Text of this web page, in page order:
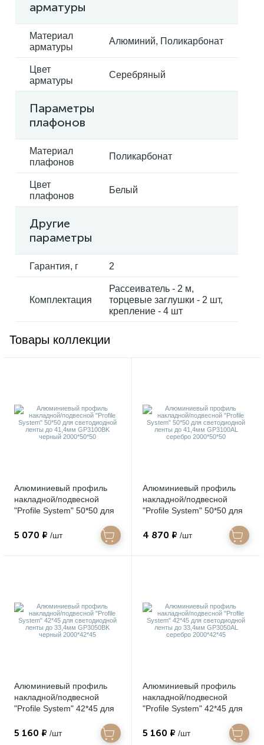
арматуры
Материал
арматуры
Алюминий, Поликарбонат
Цвет
арматуры
Серебряный
Параметры
плафонов
Материал
плафонов
Поликарбонат
Цвет
плафонов
Белый
Другие
параметры
Гарантия, г 2
Комплектация
Рассеиватель - 2 м,
торцевые заглушки - 2 шт,
крепление - 4 шт
Товары коллекции
Алюминиевый профиль
накладной/подвесной
"Profile System" 50*50 для
41,4мм GP3100BK черный
5 070 ₽ /шт
Алюминиевый профиль
накладной/подвесной
"Profile System" 50*50 для
41,4мм GP3100AL серебро
4 870 ₽ /шт
Алюминиевый профиль
накладной/подвесной
"Profile System" 42*45 для
33,4мм GP3050BK черный
5 160 ₽ /шт
Алюминиевый профиль
накладной/подвесной
"Profile System" 42*45 для
33,4мм GP3050AL серебро
5 160 ₽ /шт